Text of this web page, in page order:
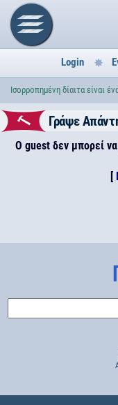
Login
Ισορροπημένη δίαιτα είναι
Γράψε
Ο guest δεν μπορεί
[